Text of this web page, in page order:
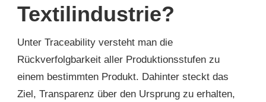
Textilindustrie?
Unter Traceability versteht man die
Rückverfolgbarkeit aller Produktionsstufen zu
einem bestimmten Produkt. Dahinter steckt das
Ziel, Transparenz über den Ursprung zu erhalten,